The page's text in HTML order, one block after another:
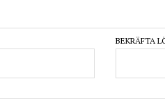
BEKRÄFTA